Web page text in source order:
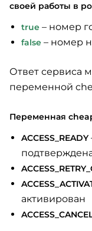
своей работы в
true – номер
false – номер
Ответ сервиса
переменной
Переменная
ACCESS_READY
активирован